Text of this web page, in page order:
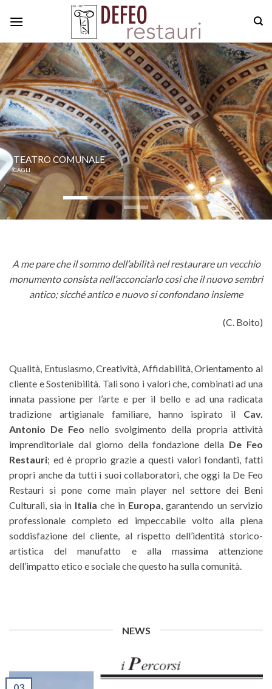
TEATRO COMUNALE
CAGLI
PALAZZO ORSINI _
SANTA MARIA DELLA COLONNA FONTANA DEI
LA
E BASTIONI
– MALTA
ARCHEOLOGICO DI NORA NUOVA SALA
AREA ARCHEOLOGICA DI
A me pare che il sommo dell’abilità nel restaurare un vecchio
monumento consista nell’acconciarlo cosi che il nuovo sembri
antico; sicché antico e nuovo si confondano insieme
(C. Boito)
Qualità, Entusiasmo, Creatività, Affidabilità, Orientamento al
cliente e Sostenibilità. Tali sono i valori che, combinati ad una
innata passione per l’arte e per il bello e ad una radicata
tradizione artigianale familiare, hanno ispirato il Cav.
Antonio De Feo nello svolgimento della propria attività
imprenditoriale dal giorno della fondazione della De Feo
Restauri; ed è proprio grazie a questi valori fondanti, fatti
propri anche da tutti i suoi collaboratori, che oggi la De Feo
Restauri si pone come main player nel settore dei Beni
Culturali, sia in Italia che in Europa , garantendo un servizio
professionale completo ed impeccabile volto alla piena
soddisfazione del cliente, al rispetto dell’identità storico-
artistica del manufatto e alla massima attenzione
dell’impatto etico e sociale che questo ha sulla comunità.
NEWS